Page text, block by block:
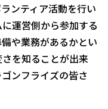
ンティア活動を行い
運営側から参加する
や業務があるかとい
を知ることが出来
ンフライズの皆さ